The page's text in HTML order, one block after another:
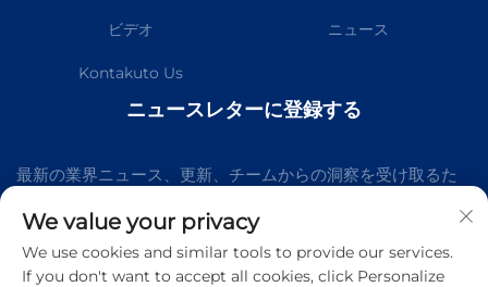
ビデオ ニュース
Kontakuto Us
ニュースレターに登録する
最新の業界ニュース、更新、チームからの洞察を受け取るた
めに、私たちのニュースレターにご参加ください。
購読する
We value your privacy
We use cookies and similar tools to provide our services.
If you don't want to accept all cookies, click Personalize